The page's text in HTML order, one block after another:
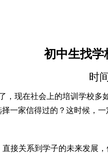
初中生找学
时
，现在社会上的培训学校多
择一家信得过的？这时候，
接关系到学子的未来发展